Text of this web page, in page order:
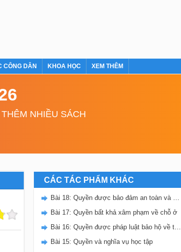
CÔNG DÂN KHOA HỌC XEM THÊM
NHIỀU SÁCH
CÁC TÁC PHẨM KHÁC
Bài 18: Quyền được bảo đảm an toàn và bí mật thư tín, điện thoại, điện tín
Bài 17: Quyền bất khả xâm phạm về chỗ ở
Bài 16: Quyền được pháp luật bảo hộ về tính mạng, thân thể, sức khỏe, danh dự và nhân phẩm
Bài 15: Quyền và nghĩa vụ học tập